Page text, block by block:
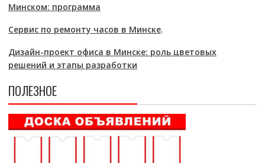
Минском: программа
Сервис по ремонту часов в Минске.
Дизайн-проект офиса в Минске: роль цветовых
решений и этапы разработки
ПОЛЕЗНОЕ